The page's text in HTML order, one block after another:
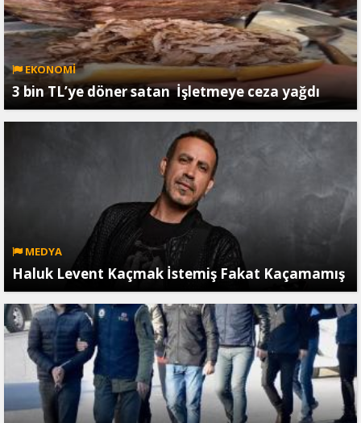
EKONOMİ
3 bin TL’ye döner satan İşletmeye ceza yağdı
MEDYA
Haluk Levent Kaçmak İstemiş Fakat Kaçamamış